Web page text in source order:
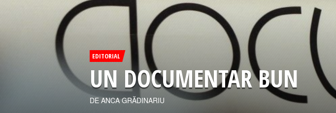
EDITORIAL
UN DOCUMENTAR BUN
DE ANCA GRĂDINARIU